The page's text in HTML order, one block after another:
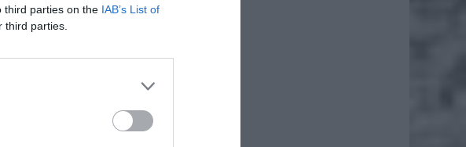
third parties on the IAB’s List of
parties.
propozycja dla